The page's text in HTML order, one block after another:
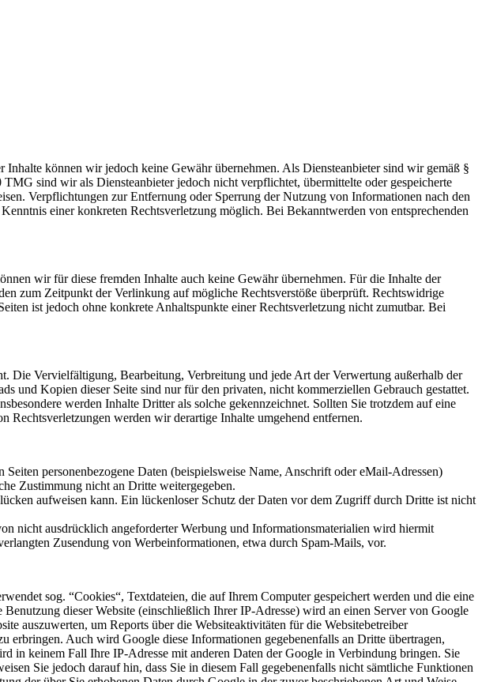
können wir jedoch keine Gewähr übernehmen. Als Diensteanbieter sind wir gemäß §
sind wir als Diensteanbieter jedoch nicht verpflichtet, übermittelte oder gespeicherte
Verpflichtungen zur Entfernung oder Sperrung der Nutzung von Informationen nach den
einer konkreten Rechtsverletzung möglich. Bei Bekanntwerden von entsprechenden
wir für diese fremden Inhalte auch keine Gewähr übernehmen. Für die Inhalte der
zum Zeitpunkt der Verlinkung auf mögliche Rechtsverstöße überprüft. Rechtswidrige
ist jedoch ohne konkrete Anhaltspunkte einer Rechtsverletzung nicht zumutbar. Bei
Die Vervielfältigung, Bearbeitung, Verbreitung und jede Art der Verwertung außerhalb der
und Kopien dieser Seite sind nur für den privaten, nicht kommerziellen Gebrauch gestattet.
werden Inhalte Dritter als solche gekennzeichnet. Sollten Sie trotzdem auf eine
werden wir derartige Inhalte umgehend entfernen.
personenbezogene Daten (beispielsweise Name, Anschrift oder eMail-Adressen)
Zustimmung nicht an Dritte weitergegeben.
aufweisen kann. Ein lückenloser Schutz der Daten vor dem Zugriff durch Dritte ist nicht
nicht ausdrücklich angeforderter Werbung und Informationsmaterialien wird hiermit
Zusendung von Werbeinformationen, etwa durch Spam-Mails, vor.
sog. “Cookies“, Textdateien, die auf Ihrem Computer gespeichert werden und die eine
dieser Website (einschließlich Ihrer IP-Adresse) wird an einen Server von Google
auszuwerten, um Reports über die Websiteaktivitäten für die Websitebetreiber
erbringen. Auch wird Google diese Informationen gegebenenfalls an Dritte übertragen,
in keinem Fall Ihre IP-Adresse mit anderen Daten der Google in Verbindung bringen. Sie
Sie jedoch darauf hin, dass Sie in diesem Fall gegebenenfalls nicht sämtliche Funktionen